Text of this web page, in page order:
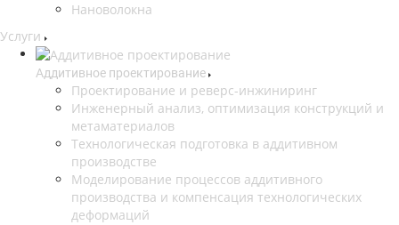
Нановолокна
Услуги
Аддитивное проектирование
Проектирование и реверс-инжиниринг
Инженерный анализ, оптимизация конструкций и
метаматериалов
Технологическая подготовка в аддитивном
производстве
Моделирование процессов аддитивного
производства и компенсация технологических
деформаций